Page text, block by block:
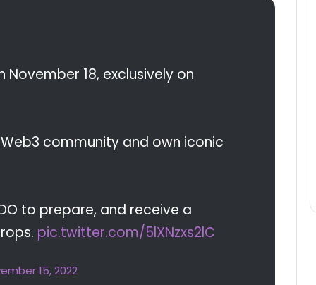
November 18, exclusively on
community and own iconic
to prepare, and receive a
pic.twitter.com/5lXNzxs2lC
15, 2022